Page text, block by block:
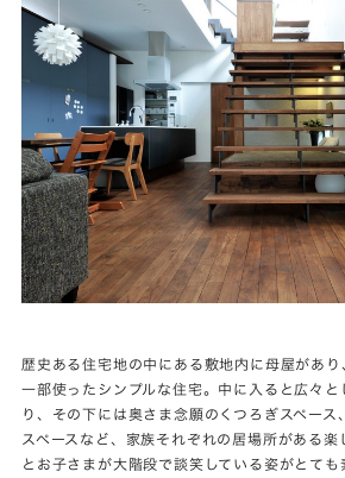
歴史ある住宅地の中にある敷地内に母屋があ
一部使ったシンプルな住宅。中に入ると広々と
り、その下には奥さま念願のくつろぎスペース
スペースなど、家族それぞれの居場所がある楽
とお子さまが大階段で談笑している姿がとて